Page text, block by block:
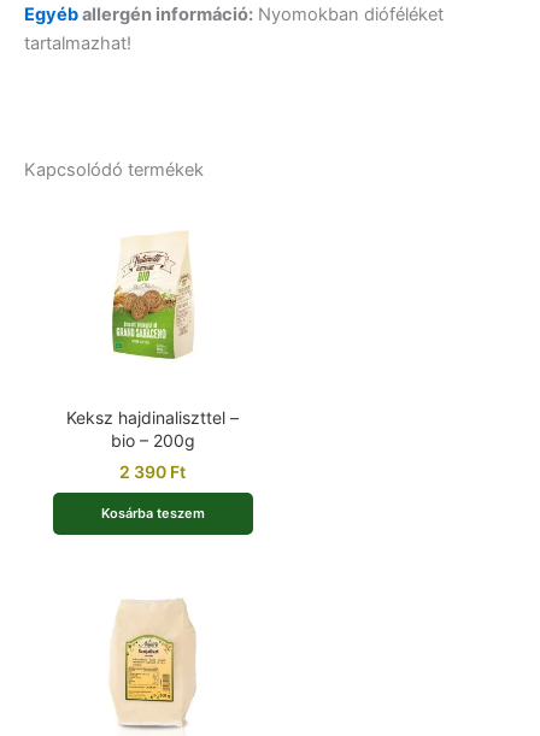
Egyéballergén információ: Nyomokban dióféléket
tartalmazhat!
Kapcsolódó termékek
Keksz hajdinaliszttel –
bio – 200g
2 390 Ft
Kosárba teszem